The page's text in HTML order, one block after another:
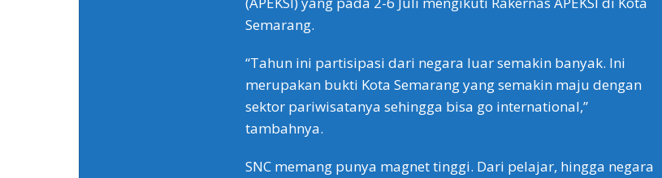
Semarang.
“Tahun ini partisipasi dari negara luar semakin banyak. Ini
merupakan bukti Kota Semarang yang semakin maju dengan
sektor pariwisatanya sehingga bisa go international,”
tambahnya.
SNC memang punya magnet tinggi. Dari pelajar, hingga negara